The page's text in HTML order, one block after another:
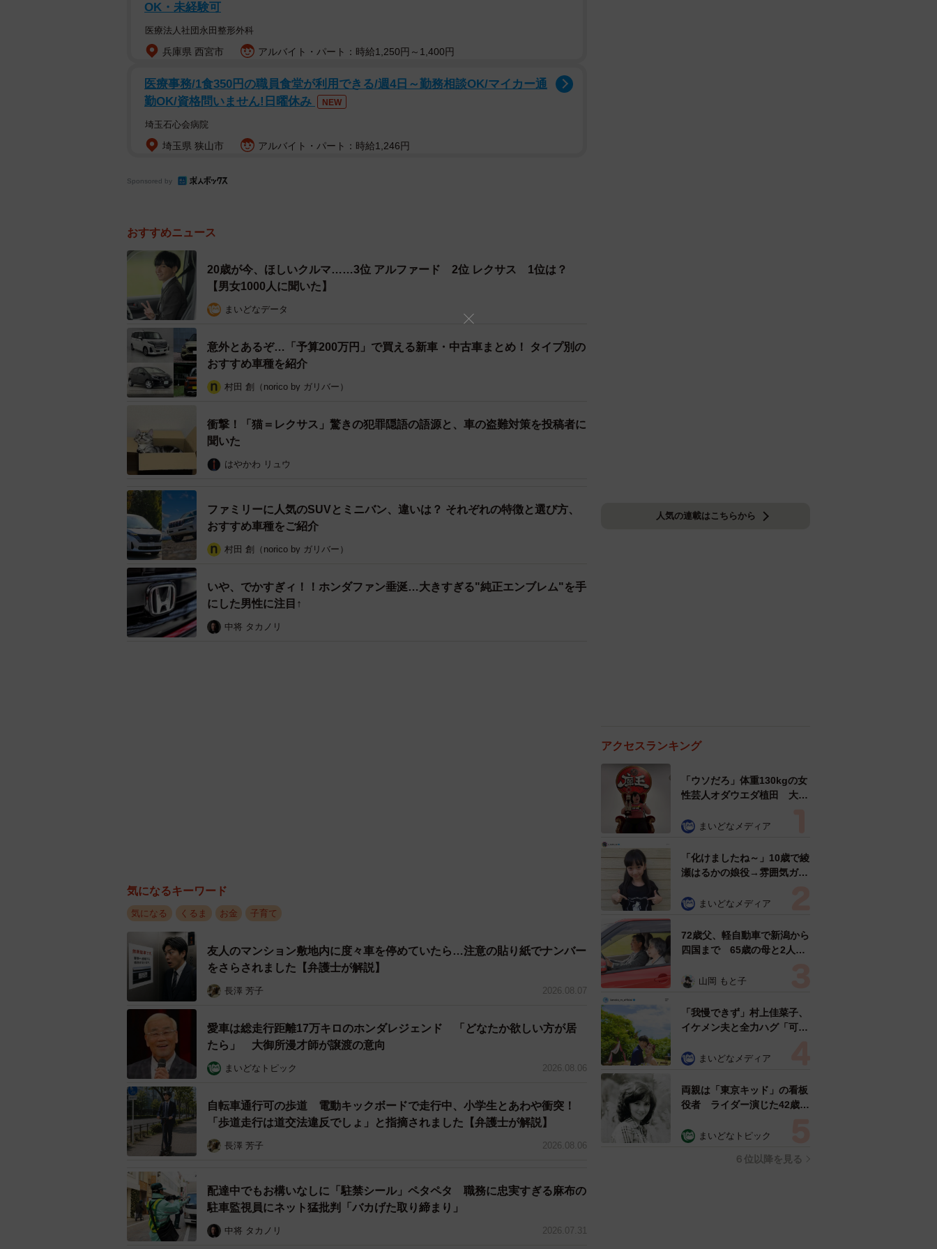
はじめてのマイカーとして実際に購入した車の名称※自由回答形式（提供画像）
BOX（ホンダ）」（40人）、2位が「プリウス（トヨタ）」（30人）、3位は同数で「タン
ト（ダイハツ）」と「フリード（ホンダ）」（いずれも25人）、5位も同数で「シエンタ
（トヨタ）」と「ラパン（スズキ）」（いずれも24人）という結果になりました。2025年
の結果と比較してみると、「N-BOX（ホンダ）」は5位から1位に急上昇したことが分かり
ます。
この調査を、男女別で見てみます。まず男性では「プリウス（トヨタ）」（24人）が1位
で、2位が「N-BOX（ホンダ）」（15人）、3位は同数で「アクア（トヨタ）」と「フィッ
た。
一方、女性は「N-BOX（ホンダ）」（25人）が1位で、2位は「ラパン（スズキ）」（21
人）、同数3位に「タント（ダイハツ）」と「フリード（ホンダ）」（いずれも14人）、5位
も同数で「シエンタ（トヨタ）」と「ムーヴ キャンバス（ダイハツ）」、「ムーヴ（ダイハ
ツ）」（いずれも12人）という結果になりました。
はじめてのマイカーを選んだ理由『妊娠出産をきっかけにマイカーを購入した人』※複数回答形式（提供画像）
次に、はじめてのマイカーを選んだ理由を聞いてみたところ、1位が「価格が手ごろ」
（24.0%）、2位が「サイズがちょうどいい」（20.9%）、3位が「外装のデザインがいい」
OK・未経験可
医療法人社団永田整形外科
兵庫県 西宮市 アルバイト・パート：時給1,250円～1,400円
医療事務/1食350円の職員食堂が利用できる/週4日～勤務相談OK/マイカー通
勤OK/資格問いません!日曜休み
NEW
埼玉石心会病院
埼玉県 狭山市 アルバイト・パート：時給1,246円
Sponsored by
おすすめニュース
20歳が今、ほしいクルマ……3位 アルファード 2位 レクサス 1位は？
【男女1000人に聞いた】
まいどなデータ
意外とあるぞ…「予算200万円」で買える新車・中古車まとめ！ タイプ別の
おすすめ車種を紹介
村田 創（norico by ガリバー）
衝撃！「猫＝レクサス」驚きの犯罪隠語の語源と、車の盗難対策を投稿者に
聞いた
はやかわ リュウ
ファミリーに人気のSUVとミニバン、違いは？ それぞれの特徴と選び方、
おすすめ車種をご紹介
村田 創（norico by ガリバー）
いや、でかすぎィ！！ホンダファン垂涎…大きすぎる"純正エンブレム"を手
にした男性に注目↑
中将 タカノリ
気になるキーワード
気になる くるま お金 子育て
友人のマンション敷地内に度々車を停めていたら…注意の貼り紙でナンバー
をさらされました【弁護士が解説】
長澤 芳子 2026.08.07
愛車は総走行距離17万キロのホンダレジェンド 「どなたか欲しい方が居
たら」 大御所漫才師が譲渡の意向
まいどなトピック 2026.08.06
自転車通行可の歩道 電動キックボードで走行中、小学生とあわや衝突！
「歩道走行は道交法違反でしょ」と指摘されました【弁護士が解説】
長澤 芳子 2026.08.06
配達中でもお構いなしに「駐禁シール」ペタペタ 職務に忠実すぎる麻布の
駐車監視員にネット猛批判「バカげた取り締まり」
中将 タカノリ 2026.07.31
人気の連載はこちらから
アクセスランキング
「ウソだろ」体重130kgの女
性芸人オダウエダ植田 大学
で」 まいどなメディア
「化けましたね～」10歳で綾
瀬はるかの娘役→雰囲気ガラ
雰囲気が」「宝塚に入れそ
まいどなメディア
72歳父、軽自動車で新潟から
四国まで 65歳の母と2人で
憩まで分刻み… 「大学生で
山岡 もと子
「我慢できず」村上佳菜子、
イケメン夫と全力ハグ「可愛
まいどなメディア
両親は「東京キッド」の看板
役者 ライダー演じた42歳元
ングフォト」計画を明言
まいどなトピック
６位以降を見る